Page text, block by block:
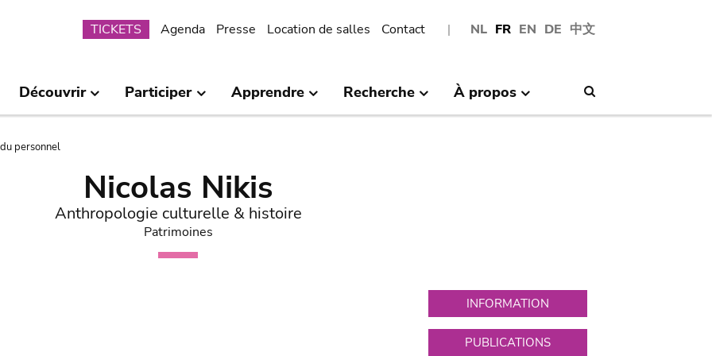
NL FR EN DE 中文
Submenu
TICKETS Agenda Presse Location de salles Contact
Découvrir Participer Apprendre Recherche À propos
personnel
Nicolas Nikis
Anthropologie culturelle & histoire
Patrimoines
INFORMATION
PUBLICATIONS